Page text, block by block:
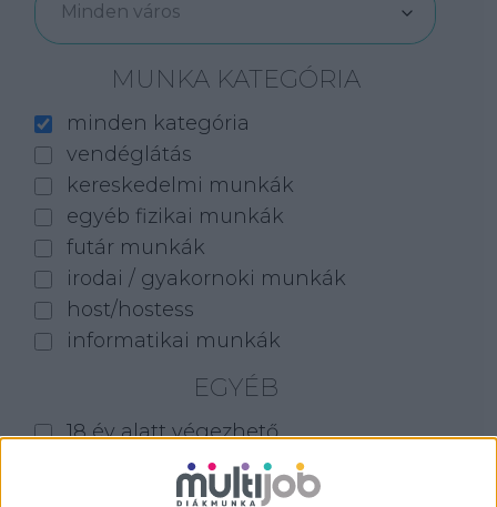
Minden város
MUNKA KATEGÓRIA
minden kategória
vendéglátás
kereskedelmi munkák
egyéb fizikai munkák
futár munkák
irodai / gyakornoki munkák
host/hostess
informatikai munkák
EGYÉB
18 év alatt végezhető
for foreigners (külföldieknek)
homeoffice